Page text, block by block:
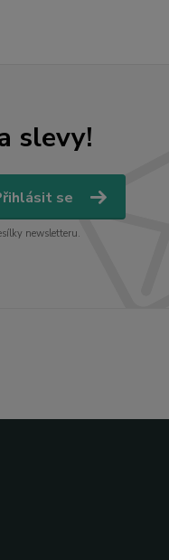
slevy!
se
newsletteru.